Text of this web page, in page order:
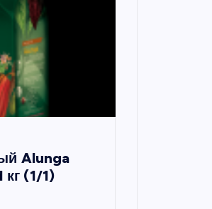
Alunga
кг (1/1)